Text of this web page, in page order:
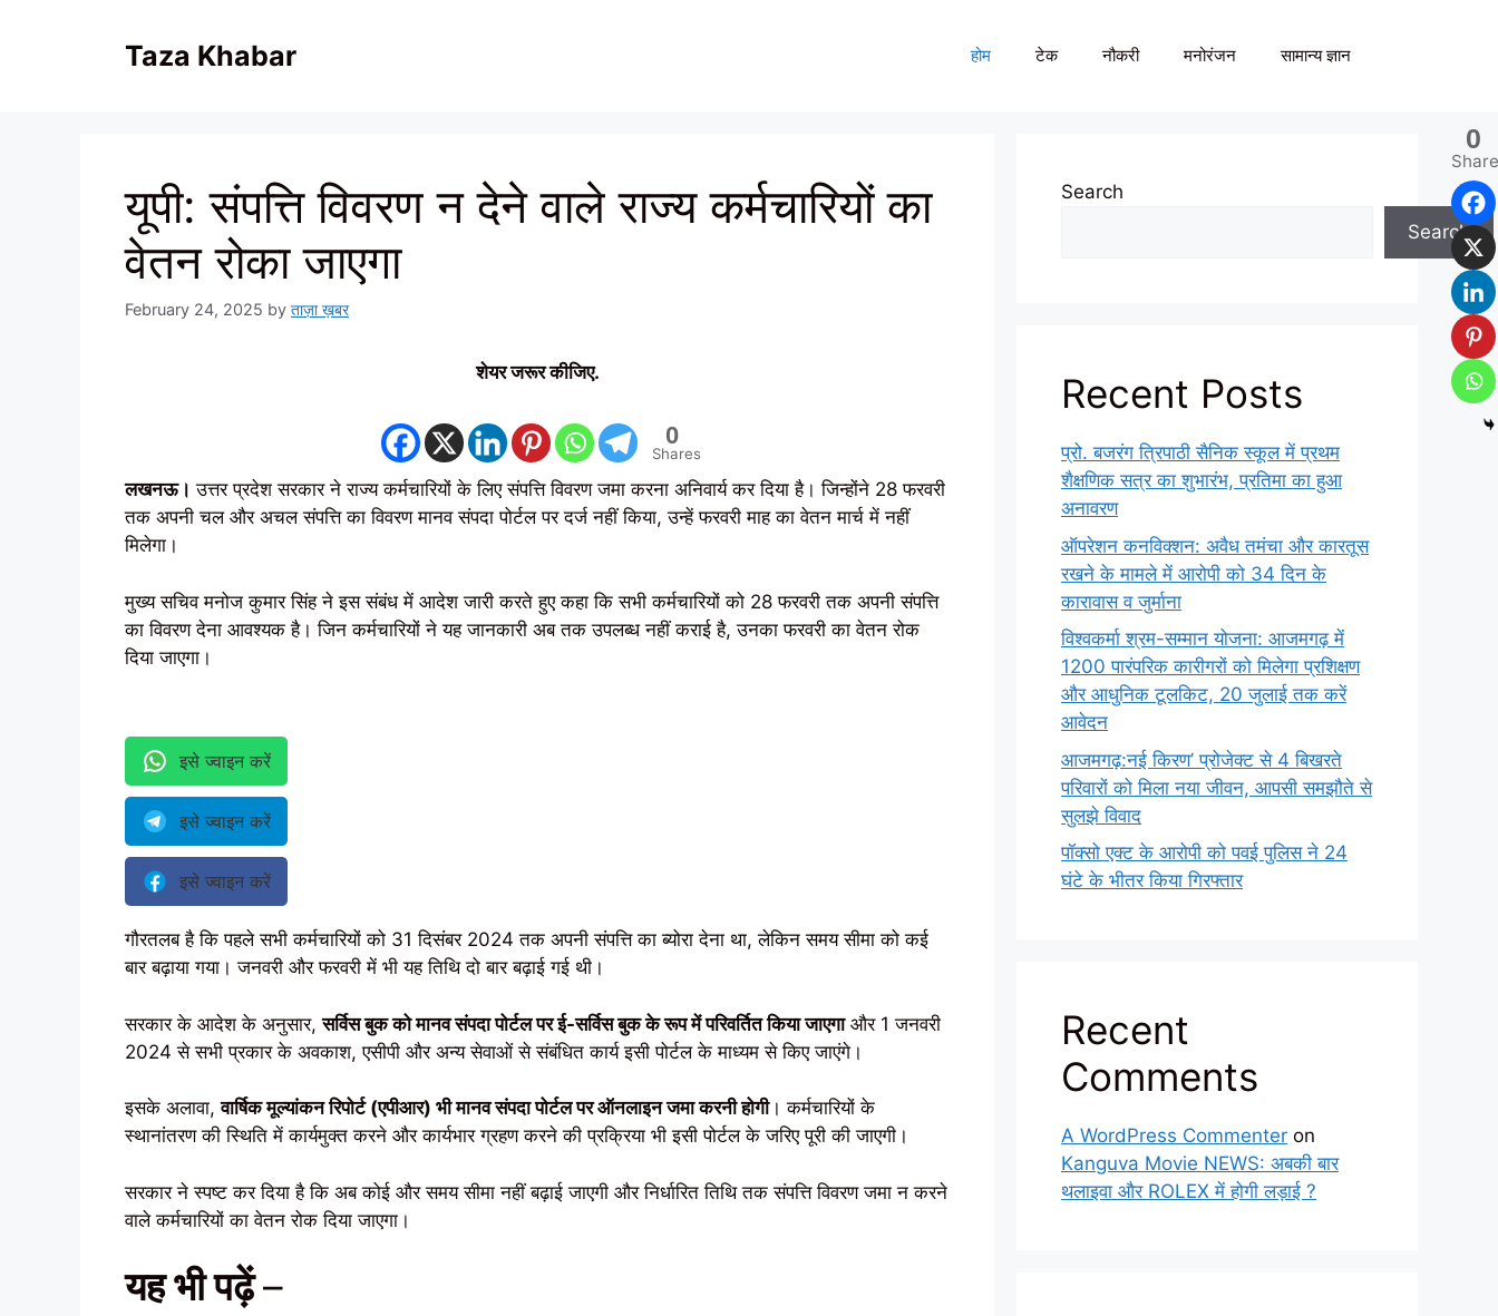
Taza Khabar होम टेक नौकरी मनोरंजन सामान्य ज्ञान
यूपी: संपत्ति विवरण न देने वाले राज्य कर्मचारियों का
वेतन रोका जाएगा
February 24, 2025 by ताज़ा ख़बर
शेयर जरूर कीजिए.
0
Shares
लखनऊ। उत्तर प्रदेश सरकार ने राज्य कर्मचारियों के लिए संपत्ति विवरण जमा करना अनिवार्य कर दिया है। जिन्होंने 28 फरवरी
तक अपनी चल और अचल संपत्ति का विवरण मानव संपदा पोर्टल पर दर्ज नहीं किया, उन्हें फरवरी माह का वेतन मार्च में नहीं
मिलेगा।
मुख्य सचिव मनोज कुमार सिंह ने इस संबंध में आदेश जारी करते हुए कहा कि सभी कर्मचारियों को 28 फरवरी तक अपनी संपत्ति
का विवरण देना आवश्यक है। जिन कर्मचारियों ने यह जानकारी अब तक उपलब्ध नहीं कराई है, उनका फरवरी का वेतन रोक
दिया जाएगा।
इसे ज्वाइन करें
इसे ज्वाइन करें
इसे ज्वाइन करें
गौरतलब है कि पहले सभी कर्मचारियों को 31 दिसंबर 2024 तक अपनी संपत्ति का ब्योरा देना था, लेकिन समय सीमा को कई
बार बढ़ाया गया। जनवरी और फरवरी में भी यह तिथि दो बार बढ़ाई गई थी।
सरकार के आदेश के अनुसार,सर्विस बुक को मानव संपदा पोर्टल पर ई-सर्विस बुक के रूप में परिवर्तित किया जाएगाऔर 1 जनवरी
2024 से सभी प्रकार के अवकाश, एसीपी और अन्य सेवाओं से संबंधित कार्य इसी पोर्टल के माध्यम से किए जाएंगे।
इसके अलावा,वार्षिक मूल्यांकन रिपोर्ट (एपीआर) भी मानव संपदा पोर्टल पर ऑनलाइन जमा करनी होगी। कर्मचारियों के
स्थानांतरण की स्थिति में कार्यमुक्त करने और कार्यभार ग्रहण करने की प्रक्रिया भी इसी पोर्टल के जरिए पूरी की जाएगी।
सरकार ने स्पष्ट कर दिया है कि अब कोई और समय सीमा नहीं बढ़ाई जाएगी और निर्धारित तिथि तक संपत्ति विवरण जमा न करने
वाले कर्मचारियों का वेतन रोक दिया जाएगा।
यह भी पढ़ें–
0
Search
Search
Recent Posts
प्रो. बजरंग त्रिपाठी सैनिक स्कूल में प्रथम
शैक्षणिक सत्र का शुभारंभ, प्रतिमा का हुआ
अनावरण
ऑपरेशन कनविक्शन: अवैध तमंचा और कारतूस
रखने के मामले में आरोपी को 34 दिन के
कारावास व जुर्माना
विश्वकर्मा श्रम-सम्मान योजना: आजमगढ़ में
1200 पारंपरिक कारीगरों को मिलेगा प्रशिक्षण
और आधुनिक टूलकिट, 20 जुलाई तक करें
आवेदन
आजमगढ़:नई किरण’ प्रोजेक्ट से 4 बिखरते
परिवारों को मिला नया जीवन, आपसी समझौते से
सुलझे विवाद
पॉक्सो एक्ट के आरोपी को पवई पुलिस ने 24
घंटे के भीतर किया गिरफ्तार
Recent
Comments
A WordPress Commenter on
Kanguva Movie NEWS: अबकी बार
थलाइवा और ROLEX में होगी लड़ाई ?